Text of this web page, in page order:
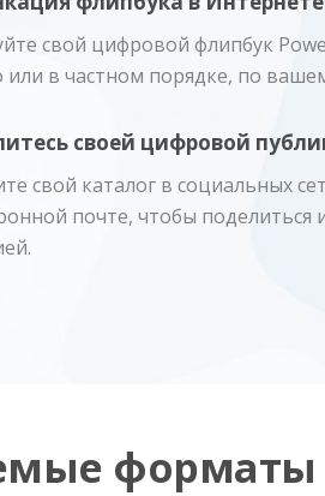
свой цифровой флипбук
или в частном порядке, по
своей цифровой
свой каталог в социальных
почте, чтобы поделиться
форматы